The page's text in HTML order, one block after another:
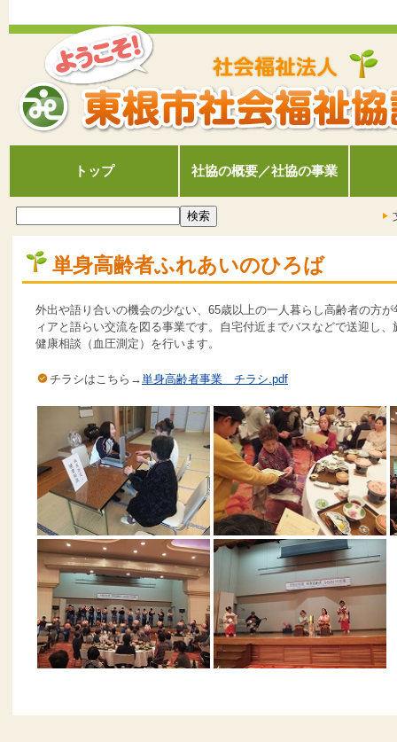
トップ 社協の概要／社協の事業
単身高齢者ふれあいのひろば
外出や語り合いの機会の少ない、65歳以上の一人暮らし高齢者の方
ィアと語らい交流を図る事業です。自宅付近までバスなどで送迎し
健康相談（血圧測定）を行います。
チラシはこちら→単身高齢者事業 チラシ.pdf